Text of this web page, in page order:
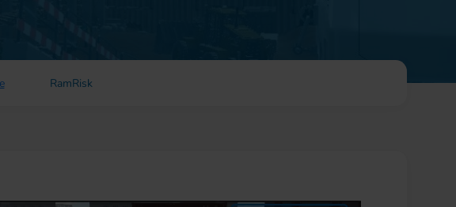
RamRisk